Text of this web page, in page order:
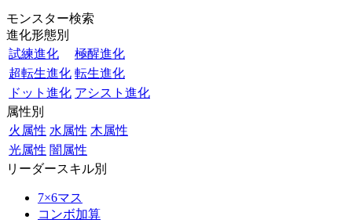
モンスター検索
進化形態別
試練進化
極醒進化
超転生進化 転生進化
ドット進化 アシスト進化
属性別
火属性 水属性 木属性
光属性 闇属性
リーダースキル別
7×6マス
コンボ加算